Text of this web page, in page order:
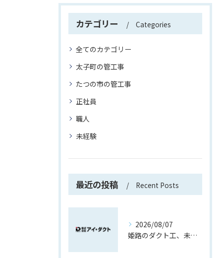
カテゴリー Categories
全てのカテゴリー
太子町の管工事
たつの市の管工事
正社員
職人
未経験
最近の投稿 Recent Posts
2026/08/07
姫路のダクト工、未経験でも先輩と覚える現場作業